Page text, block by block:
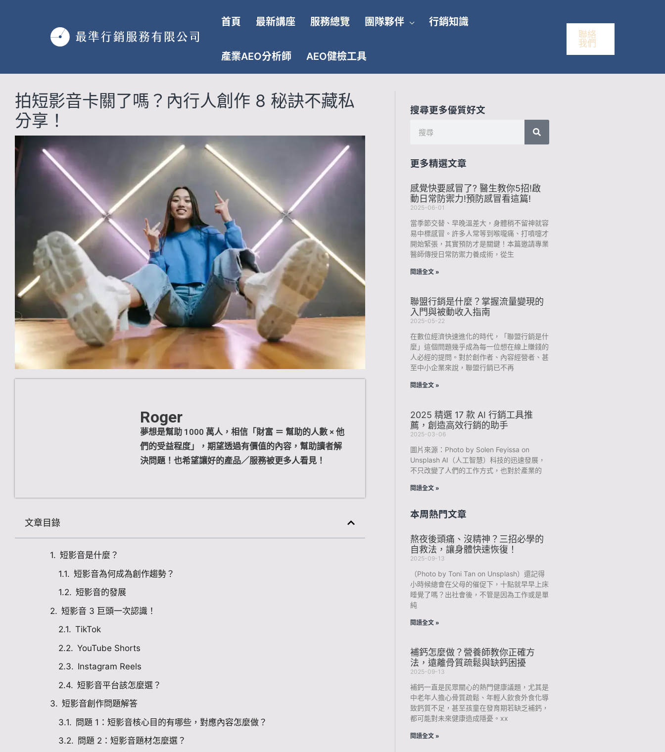
首頁 最新講座 服務總覽 團隊夥伴 行銷知識
產業AEO分析師 AEO健檢工具
聯絡
我們
拍短影音卡關了嗎？內行人創作 8 秘訣不藏私
分享！
Roger
夢想是幫助 1000 萬人，相信「財富 ＝ 幫助的人數 × 他
們的受益程度」，期望透過有價值的內容，幫助讀者解
決問題！也希望讓好的產品／服務被更多人看見！
文章目錄
短影音是什麼？
短影音為何成為創作趨勢？
短影音的發展
短影音 3 巨頭一次認識！
TikTok
YouTube Shorts
Instagram Reels
短影音平台該怎麼選？
短影音創作問題解答
問題 1：短影音核心目的有哪些，對應內容怎麼做？
問題 2：短影音題材怎麼選？
搜尋更多優質好文
更多精選文章
感覺快要感冒了? 醫生教你5招!啟
動日常防禦力!預防感冒看這篇!
2025-06-01
當季節交替、早晚溫差大，身體稍不留神就容
易中標感冒。許多人常等到喉嚨痛、打噴嚏才
開始緊張，其實預防才是關鍵！本篇邀請專業
醫師傳授日常防禦力養成術，從生
閱讀全文 »
聯盟行銷是什麼？掌握流量變現的
入門與被動收入指南
2025-05-22
在數位經濟快速進化的時代，「聯盟行銷是什
麼」這個問題幾乎成為每一位想在線上賺錢的
人必經的提問。對於創作者、內容經營者、甚
至中小企業來說，聯盟行銷已不再
閱讀全文 »
2025 精選 17 款 AI 行銷工具推
薦，創造高效行銷的助手
2025-03-06
圖片來源：Photo by Solen Feyissa on
Unsplash AI（人工智慧）科技的迅速發展，
不只改變了人們的工作方式，也對於產業的
閱讀全文 »
本周熱門文章
熬夜後頭痛、沒精神？三招必學的
自救法，讓身體快速恢復！
2025-09-13
（Photo by Toni Tan on Unsplash）還記得
小時候總會在父母的催促下，十點就早早上床
睡覺了嗎？出社會後，不管是因為工作或是單
純
閱讀全文 »
補鈣怎麼做？營養師教你正確方
法，遠離骨質疏鬆與缺鈣困擾
2025-09-13
補鈣一直是民眾關心的熱門健康議題，尤其是
中老年人擔心骨質疏鬆、年輕人飲食外食化導
致鈣質不足，甚至孩童在發育期若缺乏補鈣，
都可能對未來健康造成隱憂。xx
閱讀全文 »